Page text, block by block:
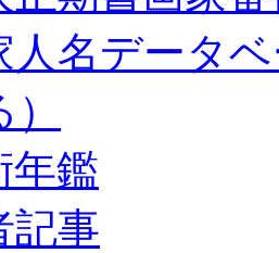
人名データ
年鑑
記事